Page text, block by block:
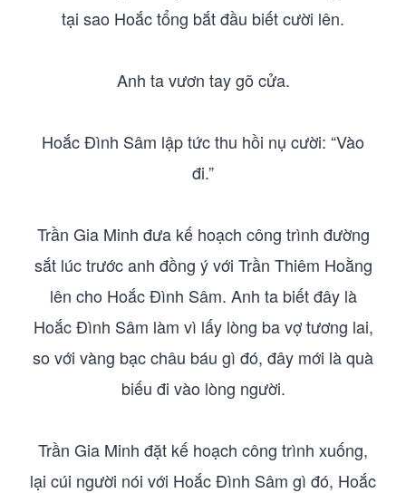
tại sao Hoắc tổng bắt đầu biết cười lên.
Anh ta vươn tay gõ cửa.
Hoắc Đình Sâm lập tức thu hồi nụ cười: “Vào
đi.”
Trần Gia Minh đưa kế hoạch công trình đường
sắt lúc trước anh đồng ý với Trần Thiêm Hoằng
lên cho Hoắc Đình Sâm. Anh ta biết đây là
Hoắc Đình Sâm làm vì lấy lòng ba vợ tương lai,
so với vàng bạc châu báu gì đó, đây mới là quà
biếu đi vào lòng người.
Trần Gia Minh đặt kế hoạch công trình xuống,
lại cúi người nói với Hoắc Đình Sâm gì đó, Hoắc